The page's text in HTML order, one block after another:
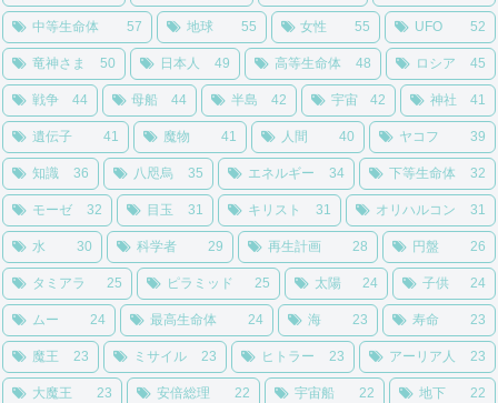
中等生命体 57 地球 55 女性 55 UFO 52
竜神さま 50 日本人 49 高等生命体 48 ロシア 45
戦争 44 母船 44 半島 42 宇宙 42 神社 41
遺伝子 41 魔物 41 人間 40 ヤコフ 39
知識 36 八咫烏 35 エネルギー 34 下等生命体 32
モーゼ 32 目玉 31 キリスト 31 オリハルコン 31
水 30 科学者 29 再生計画 28 円盤 26
タミアラ 25 ピラミッド 25 太陽 24 子供 24
ムー 24 最高生命体 24 海 23 寿命 23
魔王 23 ミサイル 23 ヒトラー 23 アーリア人 23
大魔王 23 安倍総理 22 宇宙船 22 地下 22